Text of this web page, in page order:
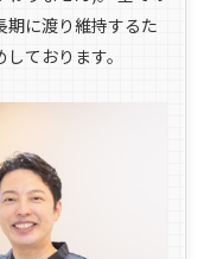
期に渡り維持するた
ております。